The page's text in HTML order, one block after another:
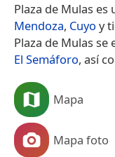
Plaza de Mulas es
Mendoza, Cuyo y
Plaza de Mulas
El Semáforo, así
Mapa
Mapa foto